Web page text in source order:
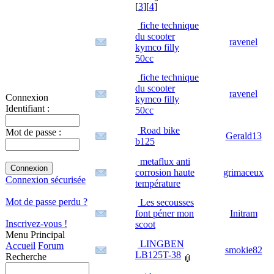
Connexion
Identifiant :
Mot de passe :
Connexion sécurisée
Mot de passe perdu ?
Inscrivez-vous !
Menu Principal
Accueil Forum
Recherche
[3][4]
fiche technique
du scooter
kymco filly
50cc
ravenel
fiche technique
du scooter
kymco filly
50cc
ravenel
Road bike
b125
Gerald13
metaflux anti
corrosion haute
température
grimaceux
Les secousses
font péner mon
scoot
Initram
LINGBEN
LB125T-38
smokie82